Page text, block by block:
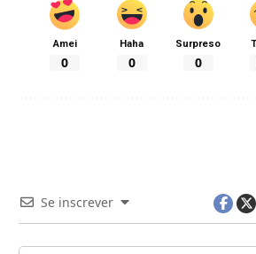
Amei
0
Haha
0
Surpreso
0
Se inscrever